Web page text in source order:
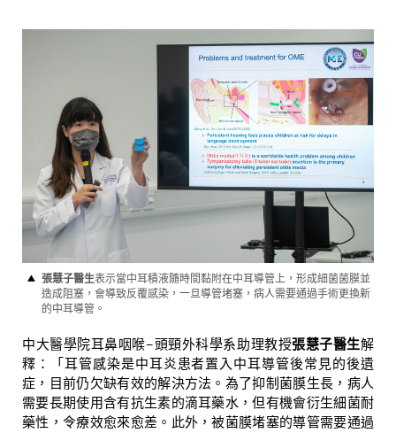
張慧子醫生表示當中耳積液隨時間黏附在中耳導管上，形成細菌菌膜並
造成阻塞，會導致反覆感染，一旦導管堵塞，病人需要通過手術更換新
的中耳導管。
中大醫學院耳鼻咽喉–頭頸外科學系助理教授張慧子醫生解
釋：「耳管感染是中耳炎患者置入中耳導管後常見的後遺
症，目前仍欠缺有效的解決方法。為了抑制菌膜生長，病人
需要長期使用含有抗生素的滴耳藥水，但有機會衍生細菌耐
藥性，令療效愈來愈差。此外，被菌膜堵塞的導管需要通過